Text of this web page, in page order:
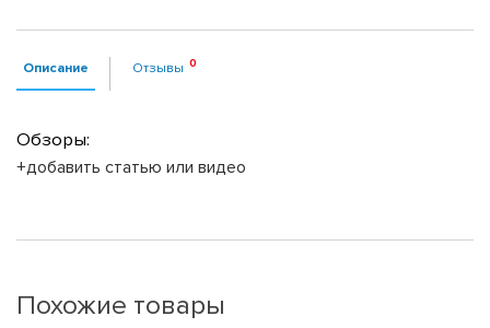
Описание Отзывы
Обзоры:
+добавить статью или видео
Похожие товары